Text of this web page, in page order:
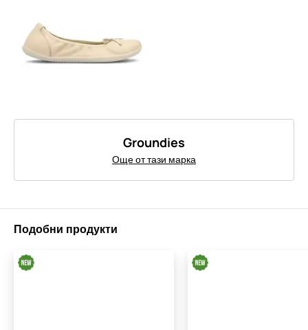
Groundies
Още от тази марка
Подобни продукти